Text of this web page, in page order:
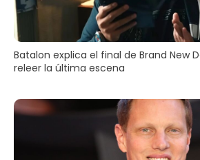
Batalon explica el final de Brand New
releer la última escena